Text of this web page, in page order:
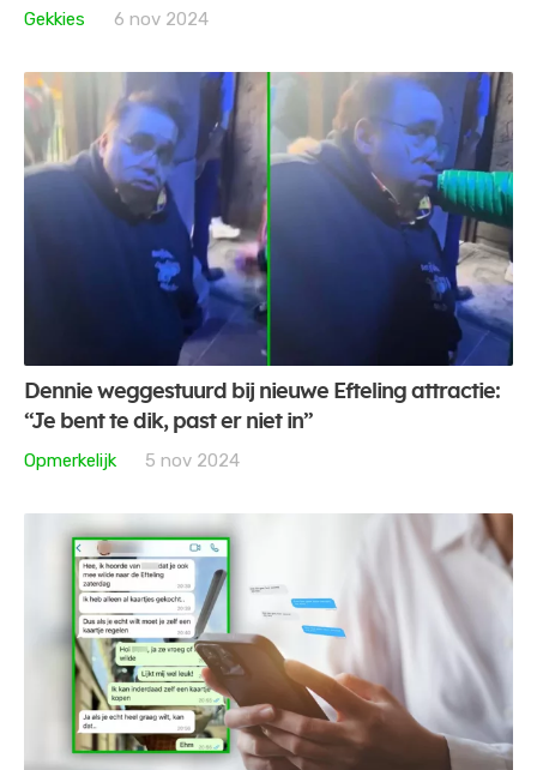
Gekkies
6 nov 2024
Dennie weggestuurd bij nieuwe Efteling attractie:
“Je bent te dik, past er niet in”
Opmerkelijk
5 nov 2024